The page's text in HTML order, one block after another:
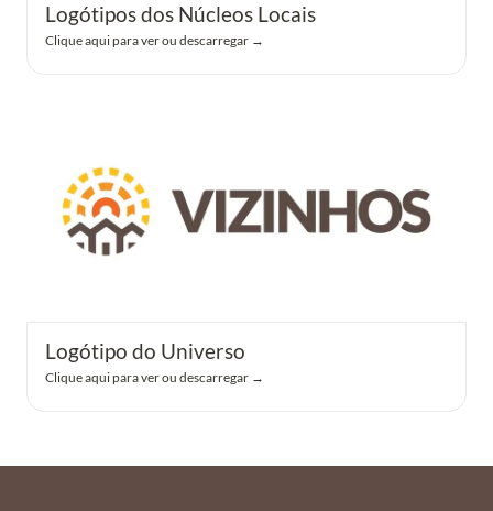
Logótipos dos Núcleos Locais
Clique aqui para ver ou descarregar →
Logótipo do Universo
Clique aqui para ver ou descarregar →